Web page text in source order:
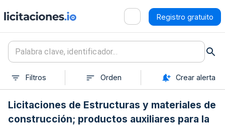
Registro gratuito
Filtros Orden Crear alerta
Licitaciones de Estructuras y materiales de
construcción; productos auxiliares para la